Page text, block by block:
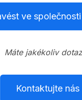
ve
Máte jakékoliv
Kontaktujte nás